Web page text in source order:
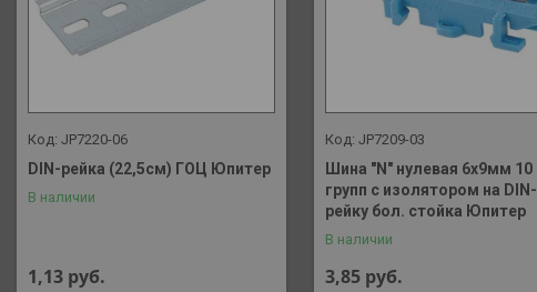
JP7220-06
DIN-рейка (22,5см) ГОЦ Юпитер
В наличии
1,13 руб.
JP7209-03
Шина "N" нулевая 6х9мм 10
групп c изолятором на DIN-
рейку бол. стойка Юпитер
В наличии
3,85 руб.